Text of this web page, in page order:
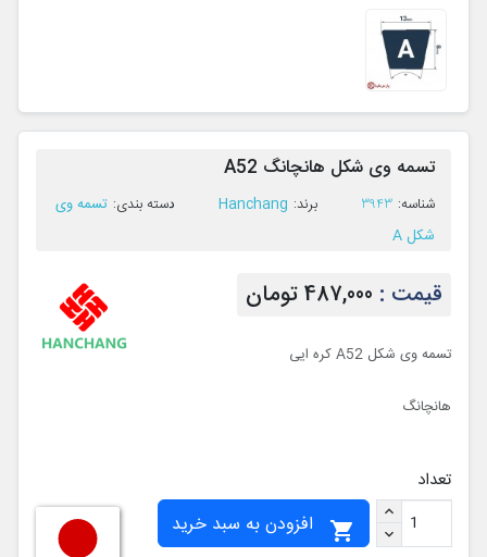
تسمه وی شکل هانچانگ A52
ﺷﻨﺎﺳﻪ: 3943 ﺑﺮﻧﺪ: Hanchang ﺩﺳﺘﻪ ﺑﻨﺪی: تسمه وی
شکل A
قیمت : 487,000 تومان
تسمه وی شکل A52 کره ایی
هانچانگ
تعداد
